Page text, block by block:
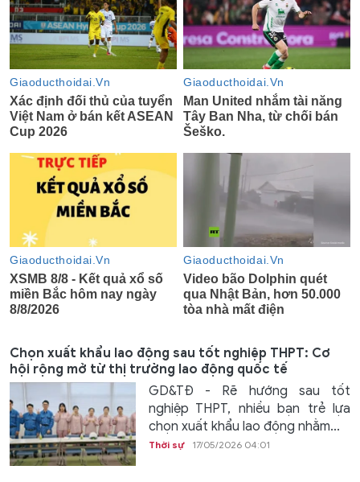
Chọn xuất khẩu lao động sau tốt nghiệp THPT: Cơ
hội rộng mở từ thị trường lao động quốc tế
GD&TĐ - Rẽ hướng sau tốt
nghiệp THPT, nhiều bạn trẻ lựa
chọn xuất khẩu lao động nhằm...
Thời sự 17/05/2026 04:01